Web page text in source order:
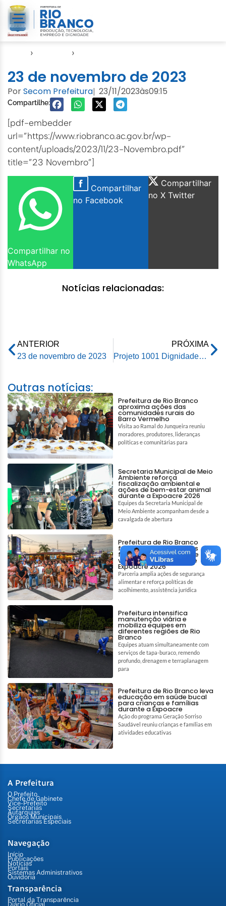
› ›
23 de novembro de 2023
PorSecom Prefeitura| 23/11/2023às09:15
Compartilhe:
[pdf-embedder
url=”https://www.riobranco.ac.gov.br/wp-
content/uploads/2023/11/23-Novembro.pdf”
title=”23 Novembro”]
Compartilhar no
WhatsApp
Compartilhar
no Facebook
Compartilhar
no X Twitter
Notícias relacionadas:
ANTERIOR
23 de novembro de 2023
PRÓXIMA
Projeto 1001 Dignidades está entre os cinco finalistas do Prêmio Nacional de Habitação Social
Outras notícias:
Prefeitura de Rio Branco
aproxima ações das
comunidades rurais do
Barro Vermelho
Visita ao Ramal do Junqueira reuniu
moradores, produtores, lideranças
políticas e comunitárias para
Secretaria Municipal de Meio
Ambiente reforça
fiscalização ambiental e
ações de bem-estar animal
durante a Expoacre 2026
Equipes da Secretaria Municipal de
Meio Ambiente acompanham desde a
cavalgada de abertura
Prefeitura de Rio Branco
fortalece assistência às
famílias em situação de
vulnerabilidade durante
Expoacre 2026
Parceria amplia ações de segurança
alimentar e reforça políticas de
acolhimento, assistência jurídica
Prefeitura intensifica
manutenção viária e
mobiliza equipes em
diferentes regiões de Rio
Branco
Equipes atuam simultaneamente com
serviços de tapa-buraco, remendo
profundo, drenagem e terraplanagem
para
Prefeitura de Rio Branco leva
educação em saúde bucal
para crianças e famílias
durante a Expoacre
Ação do programa Geração Sorriso
Saudável reuniu crianças e famílias em
atividades educativas
A Prefeitura
O Prefeito
Chefe de Gabinete
Vice-Prefeito
Secretarias
Autarquias
Órgãos Municipais
Secretarias Especiais
Navegação
Início
Publicações
Notícias
Portais
Sistemas Administrativos
Ouvidoria
Transparência
Portal da Transparência
Diário Oficial